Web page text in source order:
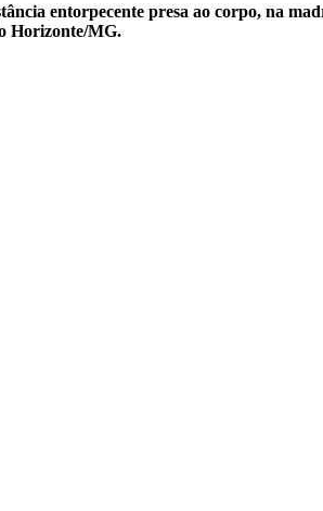
entorpecente presa ao corpo, na
Horizonte/MG.